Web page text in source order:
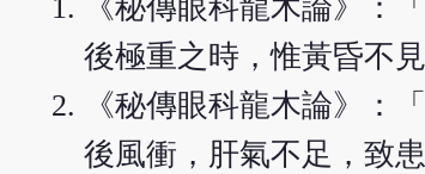
《秘傳眼科龍木論》：
後極重之時，惟黃昏不
《秘傳眼科龍木論》：
後風衝，肝氣不足，致